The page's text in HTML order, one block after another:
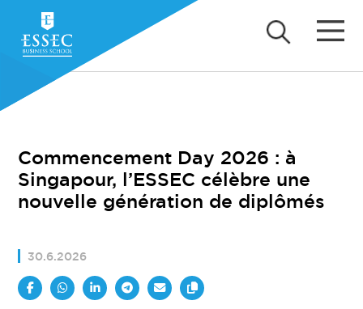
Commencement Day 2026 : à
Singapour, l’ESSEC célèbre une
nouvelle génération de diplômés
30.6.2026